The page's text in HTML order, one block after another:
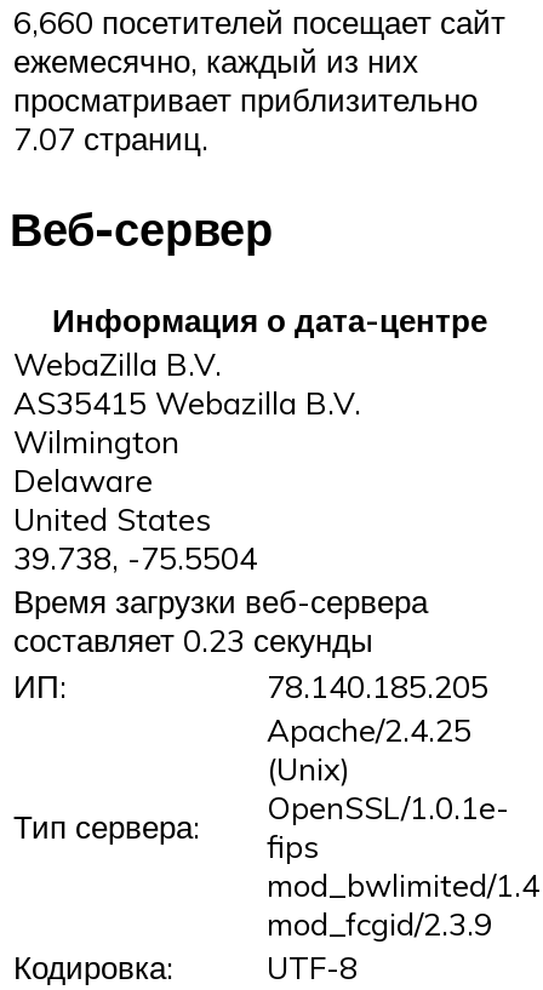
6,660 посетителей посещает сайт
ежемесячно, каждый из них
просматривает приблизительно
7.07 страниц.
Веб-сервер
Информация о дата-центре
Время загрузки веб-сервера
составляет 0.23 секунды
WebaZilla B.V.
AS35415 Webazilla B.V.
Wilmington
Delaware
United States
39.738, -75.5504
ИП: 78.140.185.205
Тип сервера:
Apache/2.4.25
(Unix)
OpenSSL/1.0.1e-
fips
mod_bwlimited/1.4
mod_fcgid/2.3.9
Кодировка:
UTF-8